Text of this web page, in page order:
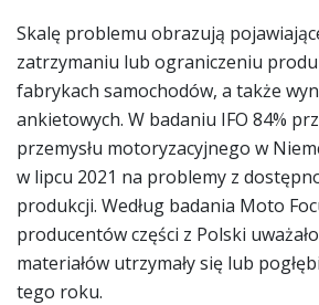
Skalę problemu obrazują
zatrzymaniu lub ograniczeniu
fabrykach samochodów, a także
ankietowych. W badaniu IFO 84%
przemysłu motoryzacyjnego w
w lipcu 2021 na problemy z
produkcji. Według badania Moto
producentów części z Polski
materiałów utrzymały się lub
tego roku.